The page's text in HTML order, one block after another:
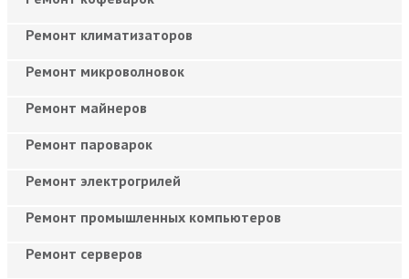
Ремонт климатизаторов
Ремонт микроволновок
Ремонт майнеров
Ремонт пароварок
Ремонт электрогрилей
Ремонт промышленных компьютеров
Ремонт серверов